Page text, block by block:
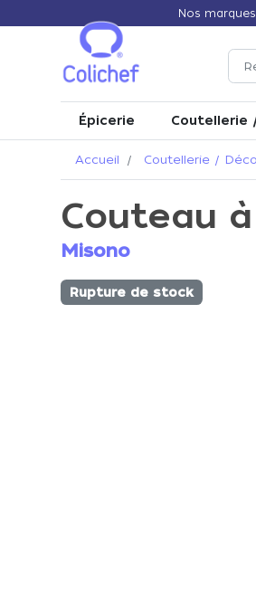
Nos marques
Épicerie Coutellerie
Accueil Coutellerie /
Couteau
Misono
Rupture de stock